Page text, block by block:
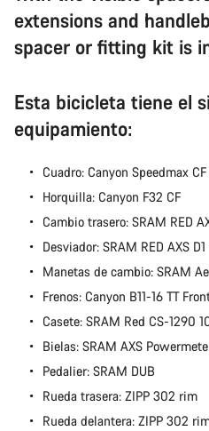
extensions and
spacer or fitting kit is
Esta bicicleta tiene el
equipamiento:
Cuadro: Canyon Speedmax
Horquilla: Canyon F32 CF
Cambio trasero: SRAM RED
Desviador: SRAM RED AXS
Manetas de cambio: SRAM
Frenos: Canyon B11-16 TT
Casete: SRAM Red CS-1290
Bielas: SRAM AXS
Pedalier: SRAM DUB
Rueda trasera: ZIPP 302 rim
Rueda delantera: ZIPP 302
¿Necesitas ayuda?
preguntas.